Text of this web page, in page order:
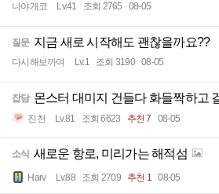
나야개코 Lv.41 조회 2765 08-05
질문 지금 새로 시작해도 괜찮을까요??
다시해보까여 Lv.1 조회 3190 08-05
잡담 몬스터 대미지 건들다 화들짝하고
진천 Lv.81 조회 6623 추천 7 08-05
소식 새로운 항로, 미리가는 해적섬
Harv Lv.88 조회 2709 추천 1 08-05